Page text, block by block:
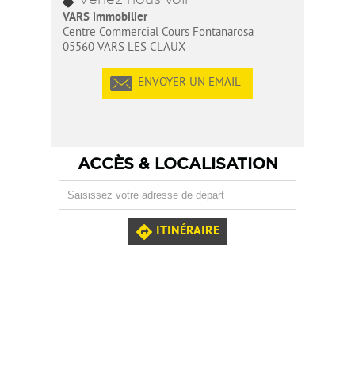
VARS immobilier
Centre Commercial Cours Fontanarosa
05560 VARS LES CLAUX
ENVOYER UN EMAIL
ACCÈS & LOCALISATION